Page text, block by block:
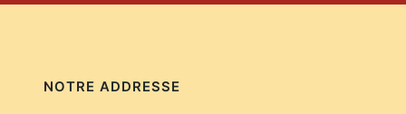
NOTRE ADDRESSE